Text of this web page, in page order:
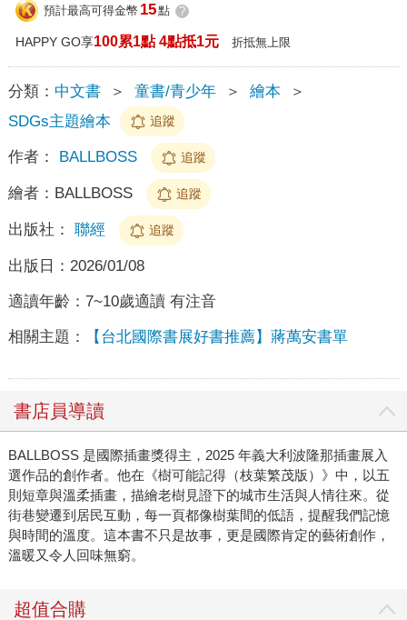
預計最高可得金幣 15點 ?
HAPPY GO享100累1點 4點抵1元 折抵無上限
分類： 中文書 ＞ 童書/青少年 ＞ 繪本
＞
SDGs主題繪本
追蹤
作者： BALLBOSS 追蹤
繪者： BALLBOSS 追蹤
出版社： 聯經 追蹤
出版日： 2026/01/08
適讀年齡： 7~10歲適讀 有注音
相關主題： 【台北國際書展好書推薦】蔣萬安書單
書店員導讀
BALLBOSS 是國際插畫獎得主，2025 年義大利波隆那插畫展入
選作品的創作者。他在《樹可能記得（枝葉繁茂版）》中，以五
則短章與溫柔插畫，描繪老樹見證下的城市生活與人情往來。從
街巷變遷到居民互動，每一頁都像樹葉間的低語，提醒我們記憶
與時間的溫度。這本書不只是故事，更是國際肯定的藝術創作，
溫暖又令人回味無窮。
超值合購